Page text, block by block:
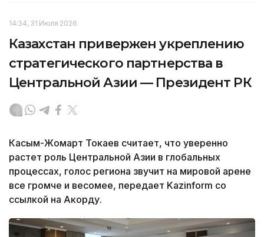
14:34, 31 Июля 2026
Казахстан привержен укреплению
стратегического партнерства в
Центральной Азии — Президент РК
Касым-Жомарт Токаев считает, что уверенно
растет роль Центральной Азии в глобальных
процессах, голос региона звучит на мировой арене
все громче и весомее, передает Kazinform со
ссылкой на Акорду.